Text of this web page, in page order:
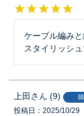
ケーブル編み
上田 9
投稿日
2025/10/29